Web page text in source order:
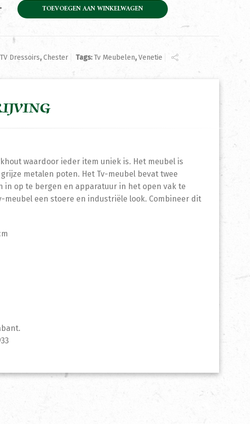
Chester Gerecycled Teakhout 180cm aantal
TOEVOEGEN AAN WINKELWAGEN
TV Dressoirs,Chester Tags:Tv Meubelen,Venetie
waardoor ieder item uniek is. Het meubel is
metalen poten. Het Tv-meubel bevat twee
in op te bergen en apparatuur in het open vak te
een stoere en industriële look. Combineer dit